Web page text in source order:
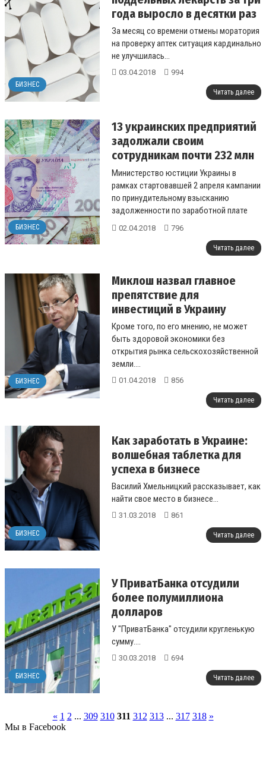
БИЗНЕС
года выросло в десятки раз
За месяц со времени отмены моратория
на проверку аптек ситуация кардинально
не улучшилась...
03.04.2018 994
Читать далее
БИЗНЕС
13 украинских предприятий
задолжали своим
сотрудникам почти 232 млн
грн.
Министерство юстиции Украины в
рамках стартовавшей 2 апреля кампании
по принудительному взысканию
задолженности по заработной плате
обнародовало антирейтинг
02.04.2018 796
Читать далее
БИЗНЕС
Миклош назвал главное
препятствие для
инвестиций в Украину
Кроме того, по его мнению, не может
быть здоровой экономики без
открытия рынка сельскохозяйственной
земли....
01.04.2018 856
Читать далее
БИЗНЕС
Как заработать в Украине:
волшебная таблетка для
успеха в бизнесе
Василий Хмельницкий рассказывает, как
найти свое место в бизнесе...
31.03.2018 861
Читать далее
БИЗНЕС
У ПриватБанка отсудили
более полумиллиона
долларов
У "ПриватБанка" отсудили кругленькую
сумму....
30.03.2018 694
Читать далее
« 1 2 ... 309 310 311 312 313 ... 317 318 »
Мы в Facebook